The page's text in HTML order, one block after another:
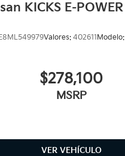
KICKS E-POWER
Valores: 402611 Modelo:
$278,100
MSRP
VER VEHÍCULO